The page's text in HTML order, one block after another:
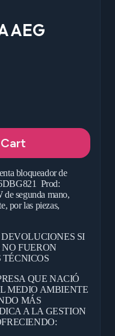
AEG
bloqueador de
Prod:
segunda mano,
por las piezas,
SI
FUERON
QUE NACIÓ
MEDIO AMBIENTE
MÁS
A LA GESTION